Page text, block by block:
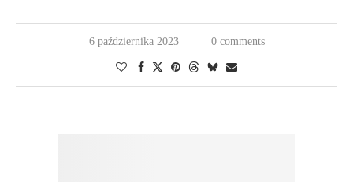
6 października 2023 0 comments